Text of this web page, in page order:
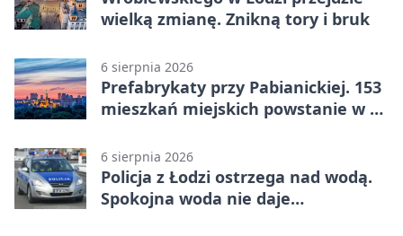
wielką zmianę. Znikną tory i bruk
6 sierpnia 2026
Prefabrykaty przy Pabianickiej. 153
mieszkań miejskich powstanie w 15
6 sierpnia 2026
Policja z Łodzi ostrzega nad wodą.
Spokojna woda nie daje